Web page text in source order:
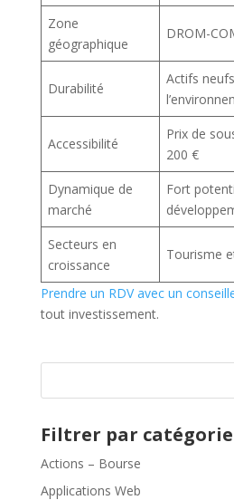
Zone
géographique
DROM-
Durabilité
Actifs
Accessibilité
Prix de
200 €
Dynamique de
marché
Fort
Secteurs en
croissance
Tourisme
Prendre un RDV avec un
tout investissement.
Filtrer par catégorie
Actions – Bourse
Applications Web